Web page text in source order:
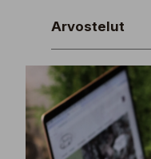
Arvostelut